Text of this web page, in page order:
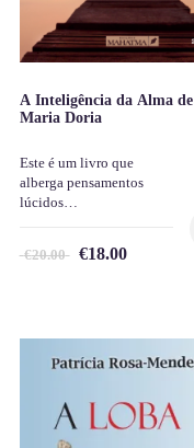
A Inteligência da Alma de
Maria Doria
Este é um livro que
alberga pensamentos
lúcidos…
€20.00 €18.00